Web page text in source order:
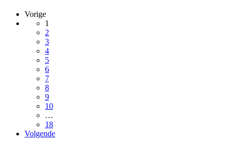
Vorige
1
2
3
4
5
6
7
8
9
10
…
18
Volgende